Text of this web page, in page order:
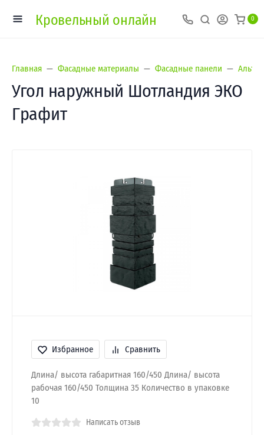
Кровельный онлайн 0
Главная Фасадные материалы Фасадные панели
Угол наружный Шотландия ЭКО
Графит
Избранное Сравнить
Длина/ высота габаритная 160/450 Длина/ высота
рабочая 160/450 Толщина 35 Количество в упаковке
10
Написать отзыв